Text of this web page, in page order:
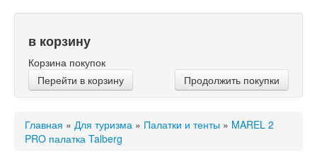
в корзину
Корзина покупок
Перейти в корзину
Продолжить покупки
Главная » Для туризма » Палатки и тенты » MAREL 2
PRO палатка Talberg